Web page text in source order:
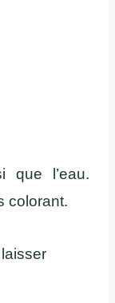
que l’eau.
colorant.